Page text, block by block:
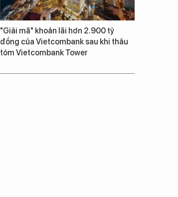
"Giải mã" khoản lãi hơn 2.900 tỷ
đồng của Vietcombank sau khi thâu
tóm Vietcombank Tower